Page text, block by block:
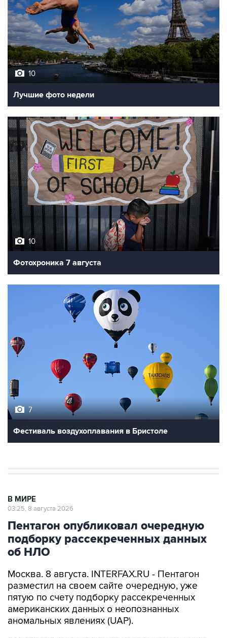
10
Лучшие фото недели
10
Фотохроника 7 августа
Фестиваль воздухоплавания в Бристоле
Пентагон опубликовал очередную
подборку рассекреченных данных
об НЛО
Москва. 8 августа. INTERFAX.RU - Пентагон
пятую по счету подборку рассекреченных
американских данных о неопознанных
аномальных явлениях (UAP).
"Министерство войны публикует пятую часть